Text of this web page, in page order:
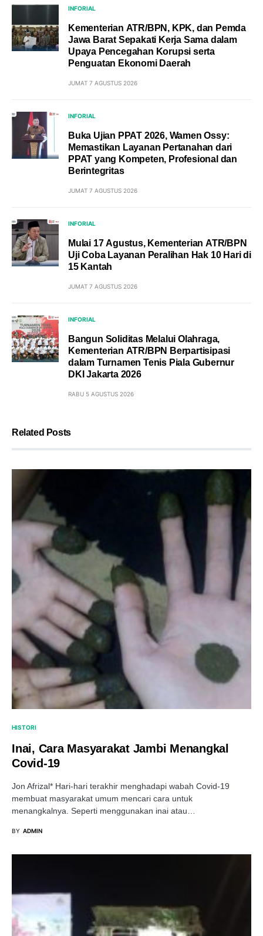
INFORIAL
Kementerian ATR/BPN, KPK, dan Pemda
Jawa Barat Sepakati Kerja Sama dalam
Upaya Pencegahan Korupsi serta
Penguatan Ekonomi Daerah
JUMAT 7 AGUSTUS 2026
INFORIAL
Buka Ujian PPAT 2026, Wamen Ossy:
Memastikan Layanan Pertanahan dari
PPAT yang Kompeten, Profesional dan
Berintegritas
JUMAT 7 AGUSTUS 2026
INFORIAL
Mulai 17 Agustus, Kementerian ATR/BPN
Uji Coba Layanan Peralihan Hak 10 Hari di
15 Kantah
JUMAT 7 AGUSTUS 2026
INFORIAL
Bangun Soliditas Melalui Olahraga,
Kementerian ATR/BPN Berpartisipasi
dalam Turnamen Tenis Piala Gubernur
DKI Jakarta 2026
RABU 5 AGUSTUS 2026
Related Posts
HISTORI
Inai, Cara Masyarakat Jambi Menangkal
Covid-19
Jon Afrizal* Hari-hari terakhir menghadapi wabah Covid-19
membuat masyarakat umum mencari cara untuk
menangkalnya. Seperti menggunakan inai atau…
BY ADMIN